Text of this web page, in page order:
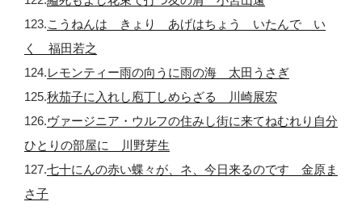
123.こうねんは きょり あげはちょう いたんで い
く 福田若之
124.レモンティー雨の向うに雨の海 太田うさぎ
125.秋茄子に入れし庖丁しめらざる 川崎展宏
126.ヴァージニア・ウルフの住みし街に来てねむれり自分
ひとりの部屋に 川野芽生
127.七十にんの赤い蝶々が、ネ、今日来るのです 金原ま
さ子